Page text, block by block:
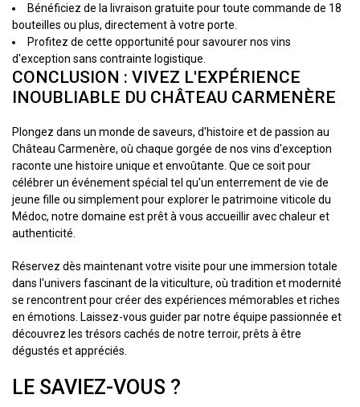
Bénéficiez de la livraison gratuite pour toute commande de 18
bouteilles ou plus, directement à votre porte.
Profitez de cette opportunité pour savourer nos vins
d'exception sans contrainte logistique.
CONCLUSION : VIVEZ L'EXPÉRIENCE
INOUBLIABLE DU CHÂTEAU CARMENÈRE
Plongez dans un monde de saveurs, d'histoire et de passion au
Château Carmenère, où chaque gorgée de nos vins d'exception
raconte une histoire unique et envoûtante. Que ce soit pour
célébrer un événement spécial tel qu'un enterrement de vie de
jeune fille ou simplement pour explorer le patrimoine viticole du
Médoc, notre domaine est prêt à vous accueillir avec chaleur et
authenticité.
Réservez dès maintenant votre visite pour une immersion totale
dans l'univers fascinant de la viticulture, où tradition et modernité
se rencontrent pour créer des expériences mémorables et riches
en émotions. Laissez-vous guider par notre équipe passionnée et
découvrez les trésors cachés de notre terroir, prêts à être
dégustés et appréciés.
LE SAVIEZ-VOUS ?